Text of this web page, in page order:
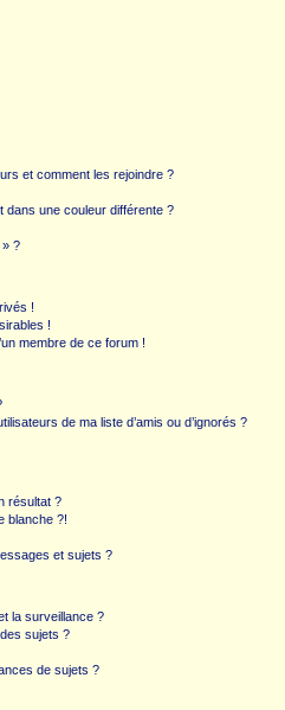
et comment les rejoindre ?
dans une couleur différente ?
» ?
!
!
membre de ce forum !
de ma liste d’amis ou d’ignorés ?
résultat ?
blanche ?!
et sujets ?
la surveillance ?
sujets ?
de sujets ?